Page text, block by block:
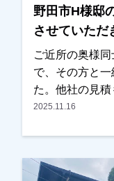
野田市H様邸
させていただ
ご近所の奥様
で、その方と
た。他社の見
近所の奥様とも
が、弊社で施
一色でまとめ
2025.11.16